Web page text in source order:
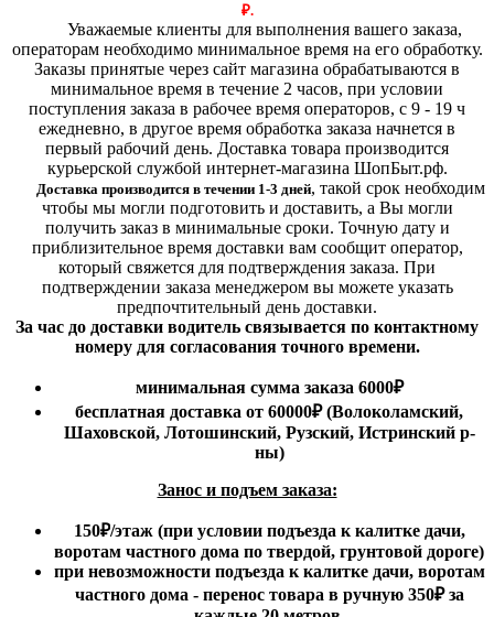
₽.
Уважаемые клиенты для выполнения вашего заказа,
операторам необходимо минимальное время на его обработку.
Заказы принятые через сайт магазина обрабатываются в
минимальное время в течение 2 часов, при условии
поступления заказа в рабочее время операторов, с 9 - 19 ч
ежедневно, в другое время обработка заказа начнется в
первый рабочий день. Доставка товара производится
курьерской службой интернет-магазина ШопБыт.рф.
Доставка производится в течении 1-3 дней, такой срок необходим
чтобы мы могли подготовить и доставить, а Вы могли
получить заказ в минимальные сроки. Точную дату и
приблизительное время доставки вам сообщит оператор,
который свяжется для подтверждения заказа. При
подтверждении заказа менеджером вы можете указать
предпочтительный день доставки.
За час до доставки водитель связывается по контактному
номеру для согласования точного времени.
минимальная сумма заказа 6000₽
бесплатная доставка от 60000₽ (Волоколамский,
Шаховской, Лотошинский, Рузский, Истринский р-
ны)
Занос и подъем заказа:
150₽/этаж(при условии подъезда к калитке дачи,
воротам частного дома по твердой, грунтовой дороге)
при невозможности подъезда к калитке дачи, воротам
частного дома - перенос товара в ручную 350₽ за